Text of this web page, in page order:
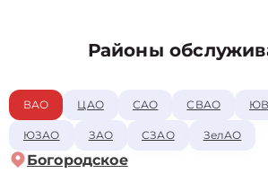
Районы
ВАО ЦАО САО СВАО
ЮЗАО ЗАО СЗАО ЗелАО
Богородское